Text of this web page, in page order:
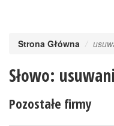
Strona Główna
Słowo:
Pozostałe firmy